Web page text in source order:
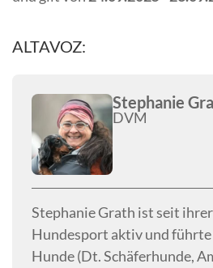
ALTAVOZ:
Stephanie
DVM
Stephanie Grath ist seit
Hundesport aktiv und
Hunde (Dt. Schäferhunde,